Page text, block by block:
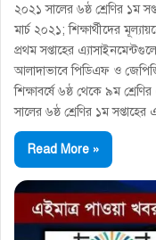
২০২১ সালের ৬ষ্ঠ শ্রেণির ১ম
মার্চ ২০২১; শিক্ষার্থীদের
প্রথম সপ্তাহের
আলাদাভাবে পিডিএফ ও
শিক্ষাবর্ষে ৬ষ্ঠ থেকে ৯ম
সালের ৬ষ্ঠ শ্রেণির ১ম
Read More »